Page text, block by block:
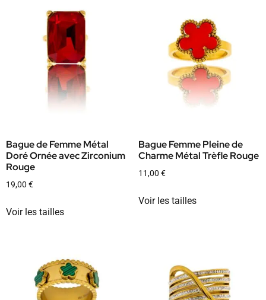
Bague de Femme Métal
Doré Ornée avec Zirconium
Rouge
19,00 €
Voir les tailles
Bague Femme Pleine de
Charme Métal Trèfle Rouge
11,00 €
Voir les tailles